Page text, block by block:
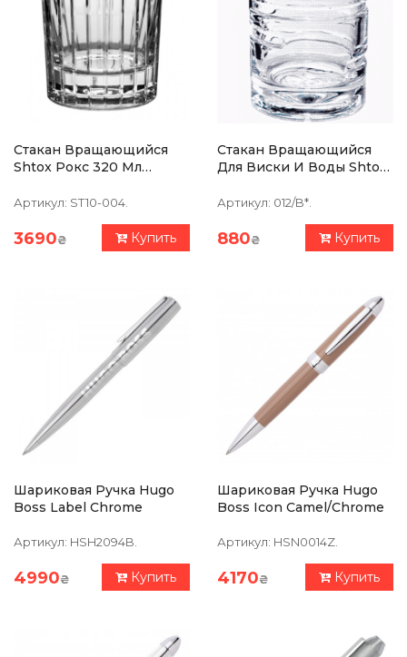
Стакан Вращающийся
Shtox Рокс 320 Мл
Артикул: ST10-004.
3690₴ Купить
Стакан Вращающийся
Для Виски И Воды Shtox
Артикул: 012/B*.
880₴ Купить
Шариковая Ручка Hugo
Boss Label Chrome
Артикул: HSH2094B.
4990₴ Купить
Шариковая Ручка Hugo
Boss Icon Camel/Chrome
Артикул: HSN0014Z.
4170₴ Купить